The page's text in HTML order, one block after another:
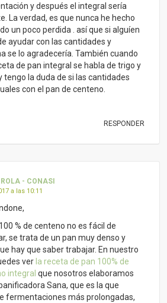
y después el integral sería
La verdad, es que nunca he hecho
un poco perdida . así que si alguíen
ayudar con las cantidades y
se lo agradecería. También cuando
de pan integral se habla de trigo y
tengo la duda de si las cantidades
con el pan de centeno.
RESPONDER
- CONASI
a las 10:11
% de centeno no es fácil de
se trata de un pan muy denso y
hay que saber trabajar. En nuestro
ver la receta de pan 100% de
integral que nosotros elaboramos
Sana, que es la que
fermentaciones más prolongadas,